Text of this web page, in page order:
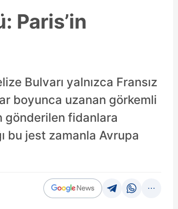
Paris’in
Bulvarı yalnızca Fransız
boyunca uzanan görkemli
gönderilen fidanlara
bu jest zamanla Avrupa